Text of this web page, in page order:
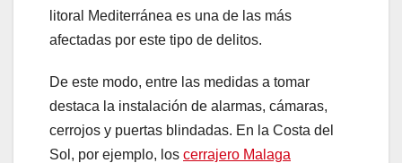
litoral Mediterránea es una de las más
afectadas por este tipo de delitos.
De este modo, entre las medidas a tomar
destaca la instalación de alarmas, cámaras,
cerrojos y puertas blindadas. En la Costa del
Sol, por ejemplo, los cerrajero Malaga